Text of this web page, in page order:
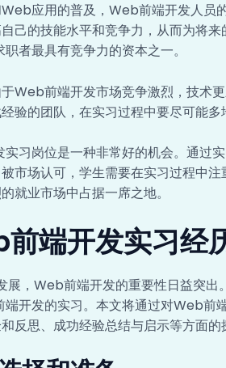
应用的普及，Web前端开发人员
己的技能水平和竞争力，从而为将
者最具有竞争力的资本之一。
Web前端开发市场竞争激烈，技术
验的团队，在实习过程中要尽可能多
习岗位是一种非常好的机会。通过
市场认可，学生需要在实习过程中
就业市场中占据一席之地。
端开发实习经
展，Web前端开发的重要性日益突
开发的实习。本文将通过对Web前
反思、成功经验总结与启示等方面的